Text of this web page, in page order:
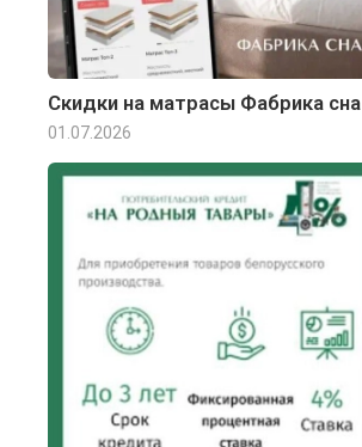
Скидки на матрасы Фабрика сна
01.07.2026